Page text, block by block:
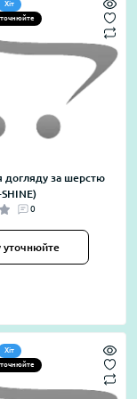
Хіт
догляду за шерстю
0
уточнюйте
Хіт